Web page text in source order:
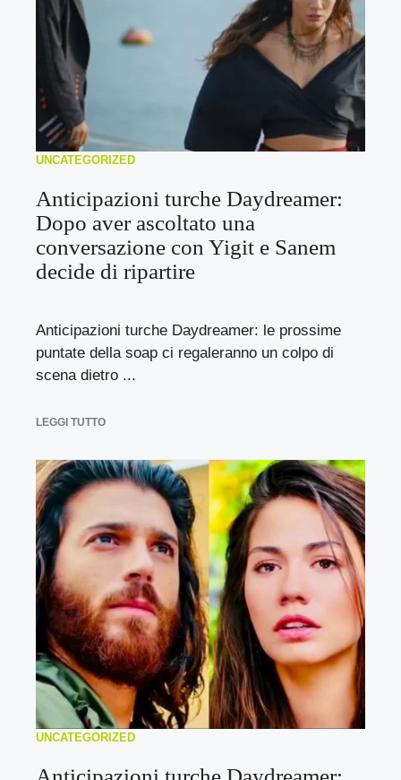
UNCATEGORIZED
Anticipazioni turche Daydreamer:
Dopo aver ascoltato una
conversazione con Yigit e Sanem
decide di ripartire
Anticipazioni turche Daydreamer: le prossime
puntate della soap ci regaleranno un colpo di
scena dietro ...
LEGGI TUTTO
UNCATEGORIZED